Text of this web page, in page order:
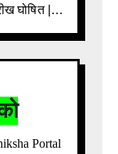
घोषित | 3
Details
Portal